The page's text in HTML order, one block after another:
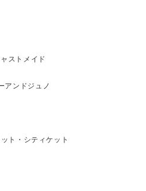
ストメイド
ンドジュノ
ト・シティケット